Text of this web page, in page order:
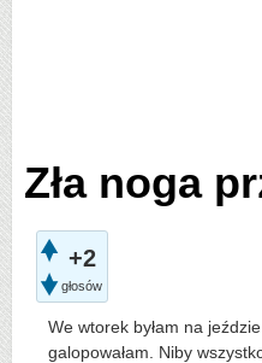
Zła noga
+2
głosów
We wtorek byłam na
galopowałam. Niby